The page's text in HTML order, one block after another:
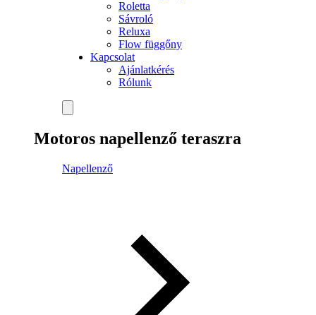
Roletta
Sávroló
Reluxa
Flow függőny
Kapcsolat
Ajánlatkérés
Rólunk
Motoros napellenző teraszra
Napellenző